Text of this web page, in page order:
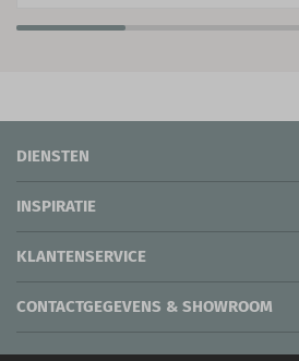
DIENSTEN
INSPIRATIE
KLANTENSERVICE
CONTACTGEGEVENS & SHOWROOM